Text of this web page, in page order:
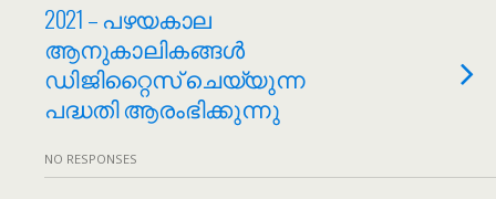
2021 – പഴയകാല
ആനുകാലികങ്ങൾ
ഡിജിറ്റൈസ് ചെയ്യുന്ന
പദ്ധതി ആരംഭിക്കുന്നു
NO RESPONSES